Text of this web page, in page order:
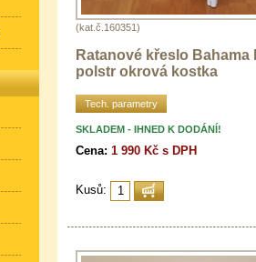
(kat.č.160351)
Ratanové křeslo Bahama
polstr okrová kostka
Tech. parametry
SKLADEM - IHNED K DODÁNÍ!
Cena: 1 990 Kč s DPH
Kusů: